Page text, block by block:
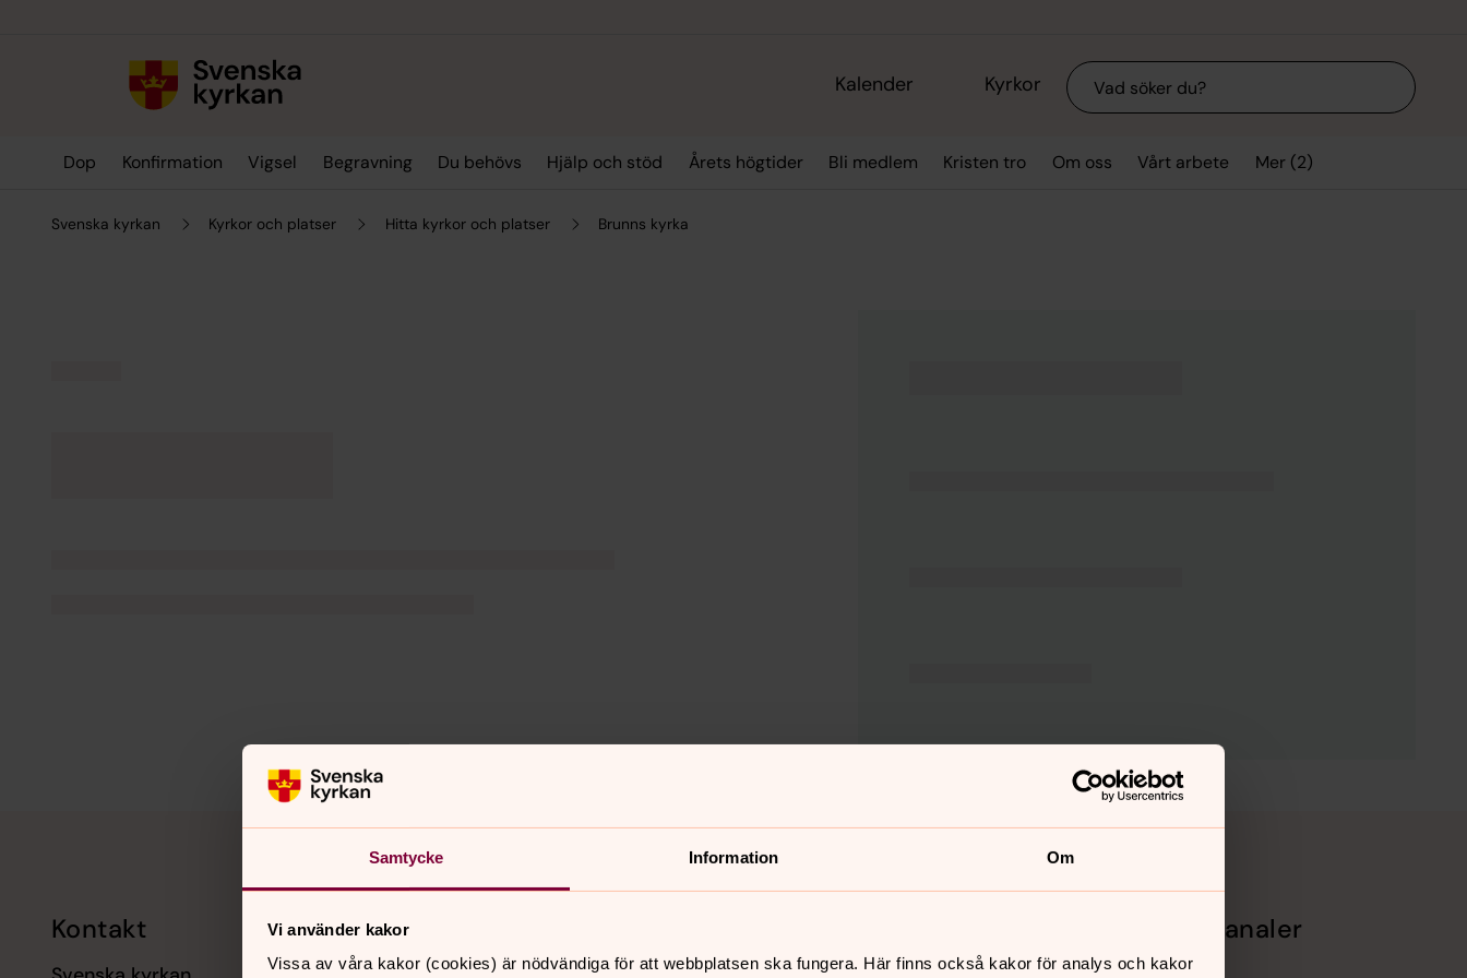
Samtycke Information Om
Vi använder kakor
Vissa av våra kakor (cookies) är nödvändiga för att webbplatsen ska fungera. Här finns också kakor för analys och kakor
Kalender Kyrkor Sök
Dop Konfirmation Vigsel Begravning Du behövs Hjälp och stöd Årets högtider Bli medlem Kristen tro Om oss Vårt arbete Mer (2)
Svenska kyrkan Kyrkor och platser Hitta kyrkor och platser Brunns kyrka
Kontakt Kalender Sociala kanaler